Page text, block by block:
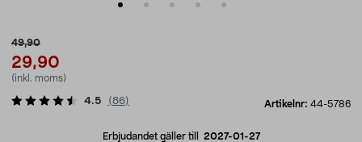
49,90
29,90
(inkl. moms)
Artikelnr: 44-5786
4.5 (86)
Erbjudandet gäller till 2027-01-27